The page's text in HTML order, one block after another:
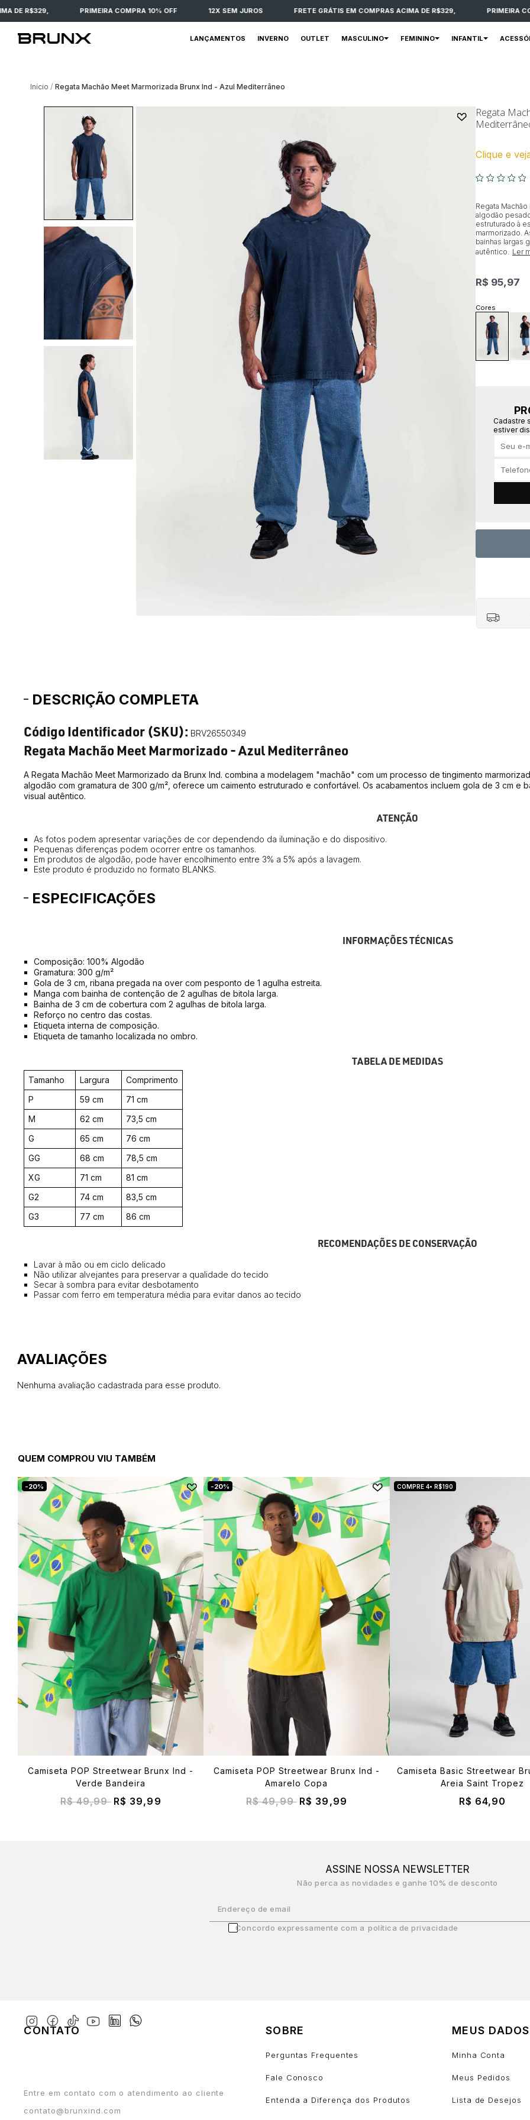
ACIMA DE R$329, PRIMEIRA COMPRA 10% OFF 12X SEM JUROS FRETE GRÁTIS EM COMPRAS ACIMA DE R$329,
LANÇAMENTOS INVERNO OUTLET MASCULINO FEMININO INFANTIL
Início Regata Machão Meet Marmorizada Brunx Ind - Azul Mediterrâneo
Regata
Clique e
Regata
algodão
estruturado à
marmorizado.
bainhas largas
autêntico. Ler
R$ 95,97
Cadastre
estiver
DESCRIÇÃO COMPLETA
Código Identificador (SKU): BRV26550349
Regata Machão Meet Marmorizado - Azul Mediterrâneo
A Regata Machão Meet Marmorizado da Brunx Ind. combina a modelagem "machão" com um processo de tingimento
algodão com gramatura de 300 g/m², oferece um caimento estruturado e confortável. Os acabamentos incluem gola de 3 cm e
visual autêntico.
ATENÇÃO
As fotos podem apresentar variações de cor dependendo da iluminação e do dispositivo.
Pequenas diferenças podem ocorrer entre os tamanhos.
Em produtos de algodão, pode haver encolhimento entre 3% a 5% após a lavagem.
Este produto é produzido no formato BLANKS.
ESPECIFICAÇÕES
INFORMAÇÕES TÉCNICAS
Composição: 100% Algodão
Gramatura: 300 g/m²
Gola de 3 cm, ribana pregada na over com pesponto de 1 agulha estreita.
Manga com bainha de contenção de 2 agulhas de bitola larga.
Bainha de 3 cm de cobertura com 2 agulhas de bitola larga.
Reforço no centro das costas.
Etiqueta interna de composição.
Etiqueta de tamanho localizada no ombro.
TABELA DE MEDIDAS
Tamanho Largura
Comprimento
P
59 cm
71 cm
M
62 cm
73,5 cm
G
65 cm
76 cm
GG
68 cm
78,5 cm
XG
71 cm
81 cm
G2
74 cm
83,5 cm
G3
77 cm 86 cm
RECOMENDAÇÕES DE CONSERVAÇÃO
Lavar à mão ou em ciclo delicado
Não utilizar alvejantes para preservar a qualidade do tecido
Secar à sombra para evitar desbotamento
Passar com ferro em temperatura média para evitar danos ao tecido
Nenhuma avaliação cadastrada para esse produto.
QUEM COMPROU VIU TAMBÉM
20%
Camiseta POP Streetwear Brunx Ind -
Verde Bandeira
R$ 49,99 R$ 39,99
20%
Camiseta POP Streetwear Brunx Ind -
Amarelo Copa
R$ 49,99 R$ 39,99
COMPRE 4• R$190
Camiseta Basic Streetwear
Areia Saint Tropez
R$ 64,90
ASSINE NOSSA NEWSLETTER
Não perca as novidades e ganhe 10% de desconto
Endereço de email
Concordo expressamente com a política de privacidade
CONTATO
Entre em contato com o atendimento ao cliente
contato@brunxind.com
SOBRE
Perguntas Frequentes
Fale Conosco
Entenda a Diferença dos Produtos
MEUS DADOS
Minha Conta
Meus Pedidos
Lista de Desejos